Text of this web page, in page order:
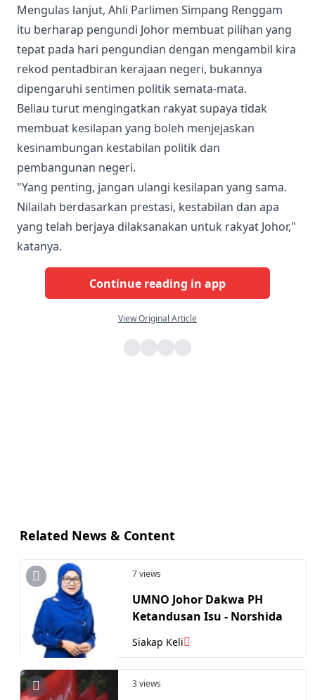
Mengulas lanjut, Ahli Parlimen Simpang Renggam
itu berharap pengundi Johor membuat pilihan yang
tepat pada hari pengundian dengan mengambil kira
rekod pentadbiran kerajaan negeri, bukannya
dipengaruhi sentimen politik semata-mata.
Beliau turut mengingatkan rakyat supaya tidak
membuat kesilapan yang boleh menjejaskan
kesinambungan kestabilan politik dan
pembangunan negeri.
"Yang penting, jangan ulangi kesilapan yang sama.
Nilailah berdasarkan prestasi, kestabilan dan apa
yang telah berjaya dilaksanakan untuk rakyat Johor,"
katanya.
Continue reading in app
View Original Article
Related News & Content
7 views
UMNO Johor Dakwa PH
Ketandusan Isu - Norshida
Siakap Keli
3 views